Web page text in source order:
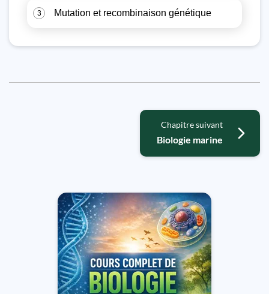
3 Mutation et recombinaison génétique
Chapitre suivant
Biologie marine